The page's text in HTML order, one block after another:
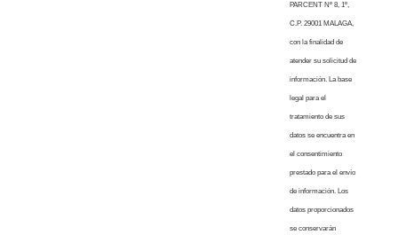
PARCENT Nº 8, 1º,
C.P. 29001 MALAGA,
con la finalidad de
atender su solicitud de
información. La base
legal para el
tratamiento de sus
datos se encuentra en
el consentimiento
prestado para el envío
de información. Los
datos proporcionados
se conservarán